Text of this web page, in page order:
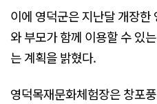
이에 영덕군은 지난달 개장
와 부모가 함께 이용할 수 있
는 계획을 밝혔다.
영덕목재문화체험장은 창포